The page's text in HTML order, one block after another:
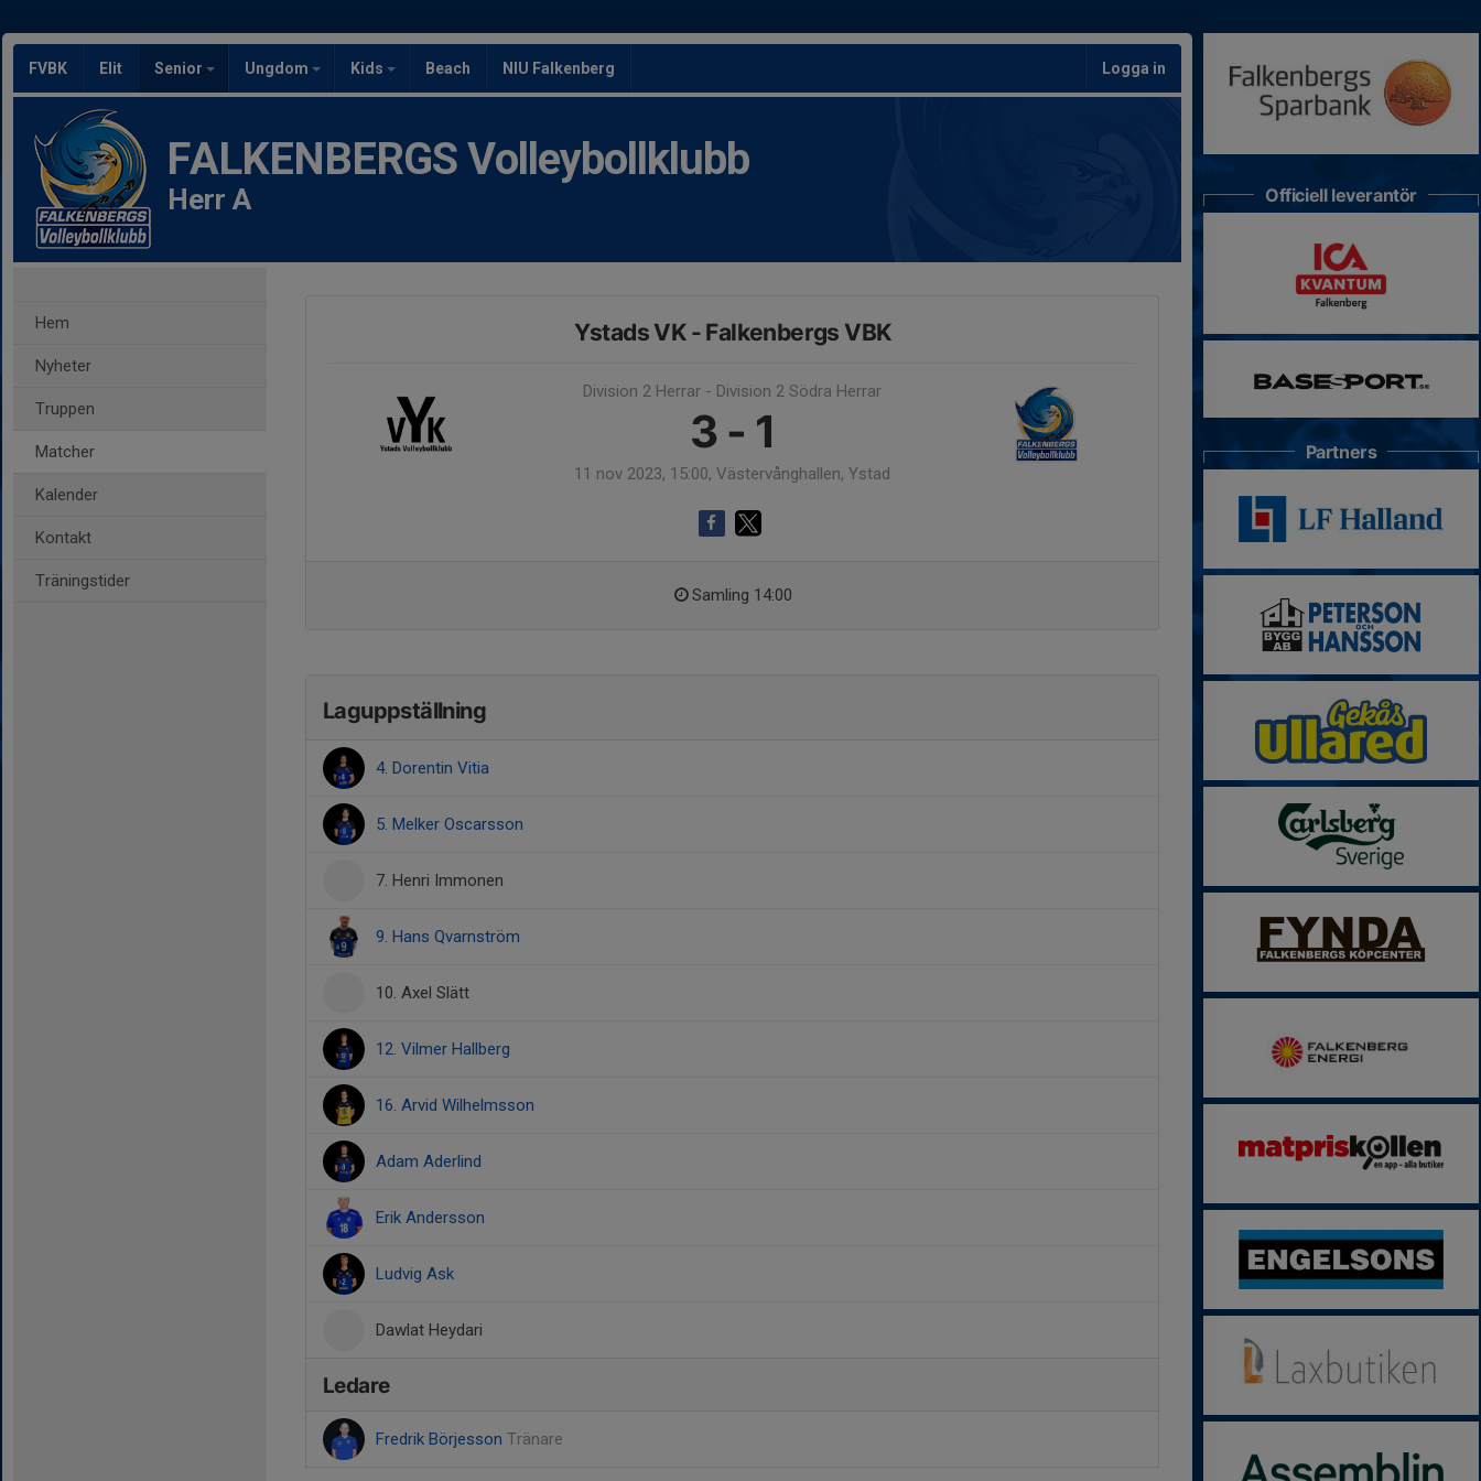
FVBK Elit Senior Ungdom Kids Beach NIU Falkenberg Logga in
FALKENBERGS Volleybollklubb
Herr A
Hem
Nyheter
Truppen
Matcher
Kalender
Kontakt
Träningstider
Ystads VK - Falkenbergs VBK
Division 2 Herrar - Division 2 Södra Herrar
3 - 1
11 nov 2023, 15:00, Västervånghallen, Ystad
Samling 14:00
Laguppställning
4. Dorentin Vitia
5. Melker Oscarsson
7. Henri Immonen
9. Hans Qvarnström
10. Axel Slätt
12. Vilmer Hallberg
16. Arvid Wilhelmsson
Adam Aderlind
Erik Andersson
Ludvig Ask
Dawlat Heydari
Ledare
Fredrik Börjesson Tränare
Officiell leverantör
Partners